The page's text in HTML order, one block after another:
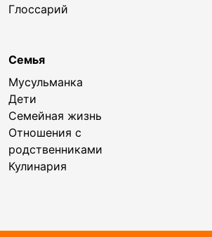
Глоссарий
Семья
Мусульманка
Дети
Семейная жизнь
Отношения с
родственниками
Кулинария